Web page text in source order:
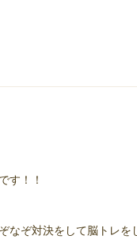
す！！
ぞ対決をして脳トレを